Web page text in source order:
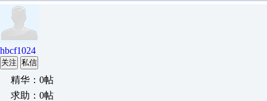
hbcf1024
关注 私信
精华：0帖
求助：0帖